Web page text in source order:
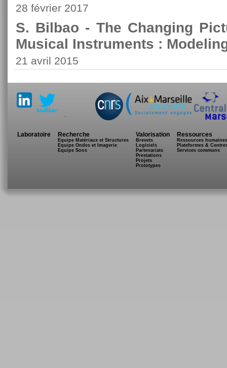
28 février 2017
S. Bilbao - The Changing
Musical Instruments :
21 avril 2015
.
Laboratoire Recherche
Equipe Matériaux et Structures
Equipe Ondes et Imagerie
Equipe Sons
Valorisation
Brevets
Logiciels
Partenariats
Prestations
Projets
Prototypes
Ressources
Ressources humaines
Plateformes &
Services communs